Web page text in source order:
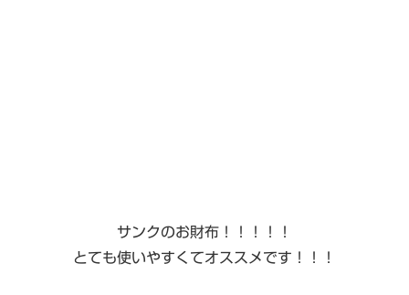
サンクのお財布！！！！！
とても使いやすくてオススメです！！！